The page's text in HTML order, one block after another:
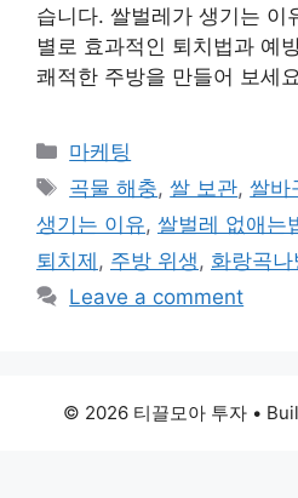
습니다. 쌀벌레가 생기는 이
별로 효과적인 퇴치법과 예
쾌적한 주방을 만들어 보세
Categories
마케팅
Tags
곡물 해충,쌀 보관,쌀바
생기는 이유, 쌀벌레 없애는
퇴치제 , 주방 위생, 화랑곡나
Leave a comment
© 2026 티끌모아 투자•